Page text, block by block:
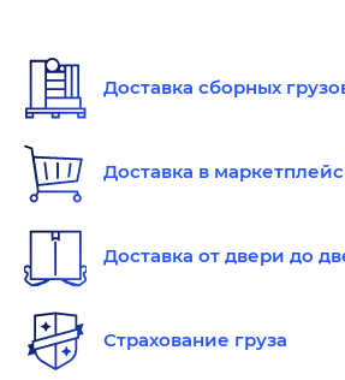
Доставка сборных
Доставка в
Доставка от двери до
Страхование груза